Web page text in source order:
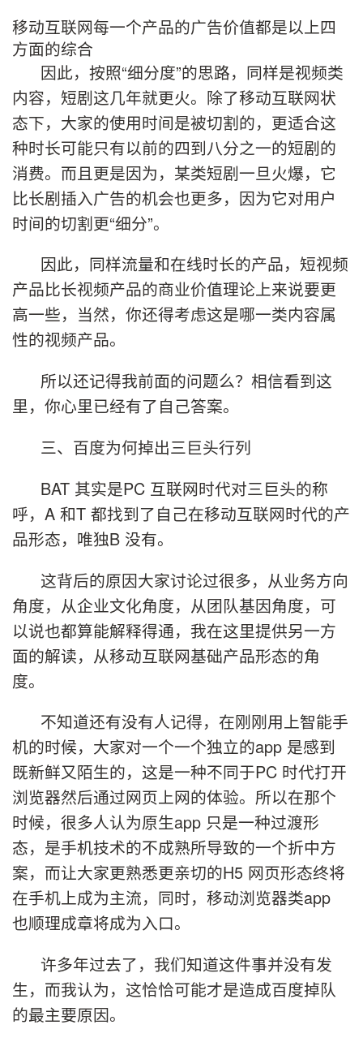
移动互联网每一个产品的广告价值都是以上四
方面的综合
因此，按照“细分度”的思路，同样是视频类
内容，短剧这几年就更火。除了移动互联网状
态下，大家的使用时间是被切割的，更适合这
种时长可能只有以前的四到八分之一的短剧的
消费。而且更是因为，某类短剧一旦火爆，它
比长剧插入广告的机会也更多，因为它对用户
时间的切割更“细分”。
因此，同样流量和在线时长的产品，短视频
产品比长视频产品的商业价值理论上来说要更
高一些，当然，你还得考虑这是哪一类内容属
性的视频产品。
所以还记得我前面的问题么？相信看到这
里，你心里已经有了自己答案。
三、百度为何掉出三巨头行列
BAT 其实是PC 互联网时代对三巨头的称
呼，A 和T 都找到了自己在移动互联网时代的产
品形态，唯独B 没有。
这背后的原因大家讨论过很多，从业务方向
角度，从企业文化角度，从团队基因角度，可
以说也都算能解释得通，我在这里提供另一方
面的解读，从移动互联网基础产品形态的角
度。
不知道还有没有人记得，在刚刚用上智能手
机的时候，大家对一个一个独立的app 是感到
既新鲜又陌生的，这是一种不同于PC 时代打开
浏览器然后通过网页上网的体验。所以在那个
时候，很多人认为原生app 只是一种过渡形
态，是手机技术的不成熟所导致的一个折中方
案，而让大家更熟悉更亲切的H5 网页形态终将
在手机上成为主流，同时，移动浏览器类app
也顺理成章将成为入口。
许多年过去了，我们知道这件事并没有发
生，而我认为，这恰恰可能才是造成百度掉队
的最主要原因。